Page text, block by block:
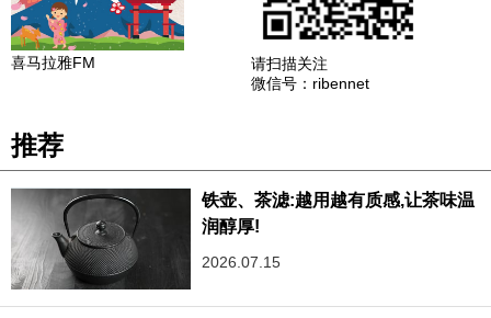
喜马拉雅FM
请扫描关注
微信号：ribennet
推荐
铁壶、茶滤:越用越有质感,让茶味温
润醇厚!
2026.07.15